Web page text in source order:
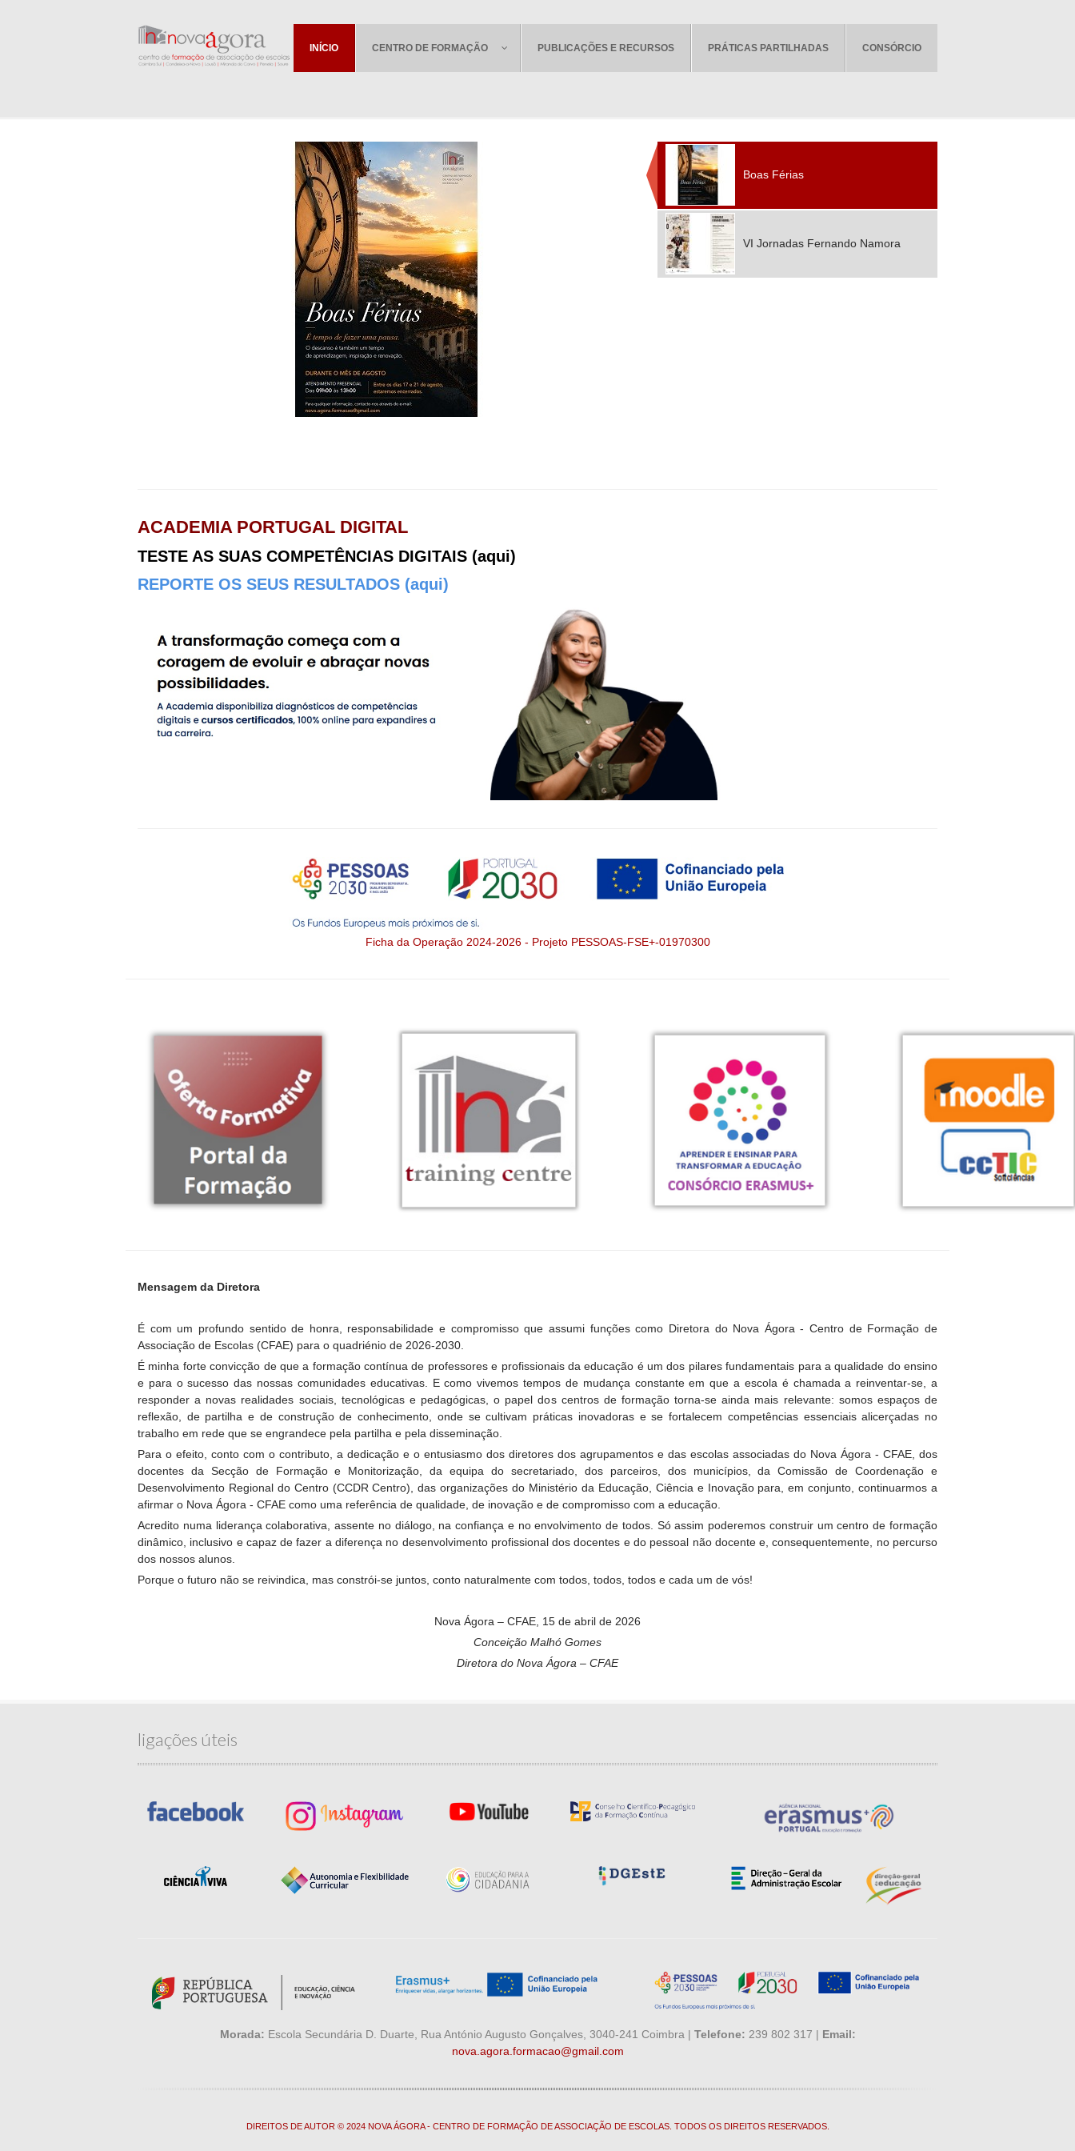
INÍCIO CENTRO DE FORMAÇÃO PUBLICAÇÕES E RECURSOS PRÁTICAS PARTILHADAS CONSÓRCIO
Boas Férias
VI Jornadas Fernando Namora
ACADEMIA PORTUGAL DIGITAL
TESTE AS SUAS COMPETÊNCIAS DIGITAIS (aqui)
REPORTE OS SEUS RESULTADOS (aqui)
Ficha da Operação 2024-2026 - Projeto PESSOAS-FSE+-01970300
Mensagem da Diretora
É com um profundo sentido de honra, responsabilidade e compromisso que assumi funções como Diretora do Nova Ágora - Centro de Formação de
Associação de Escolas (CFAE) para o quadriénio de 2026-2030.
É minha forte convicção de que a formação contínua de professores e profissionais da educação é um dos pilares fundamentais para a qualidade do ensino
e para o sucesso das nossas comunidades educativas. E como vivemos tempos de mudança constante em que a escola é chamada a reinventar-se, a
responder a novas realidades sociais, tecnológicas e pedagógicas, o papel dos centros de formação torna-se ainda mais relevante: somos espaços de
reflexão, de partilha e de construção de conhecimento, onde se cultivam práticas inovadoras e se fortalecem competências essenciais alicerçadas no
trabalho em rede que se engrandece pela partilha e pela disseminação.
Para o efeito, conto com o contributo, a dedicação e o entusiasmo dos diretores dos agrupamentos e das escolas associadas do Nova Ágora - CFAE, dos
docentes da Secção de Formação e Monitorização, da equipa do secretariado, dos parceiros, dos municípios, da Comissão de Coordenação e
Desenvolvimento Regional do Centro (CCDR Centro), das organizações do Ministério da Educação, Ciência e Inovação para, em conjunto, continuarmos a
afirmar o Nova Ágora - CFAE como uma referência de qualidade, de inovação e de compromisso com a educação.
Acredito numa liderança colaborativa, assente no diálogo, na confiança e no envolvimento de todos. Só assim poderemos construir um centro de formação
dinâmico, inclusivo e capaz de fazer a diferença no desenvolvimento profissional dos docentes e do pessoal não docente e, consequentemente, no percurso
dos nossos alunos.
Porque o futuro não se reivindica, mas constrói-se juntos, conto naturalmente com todos, todos, todos e cada um de vós!
Nova Ágora – CFAE, 15 de abril de 2026
Conceição Malhó Gomes
Diretora do Nova Ágora – CFAE
ligações úteis
Morada: Escola Secundária D. Duarte, Rua António Augusto Gonçalves, 3040-241 Coimbra | Telefone: 239 802 317 | Email:
nova.agora.formacao@gmail.com
DIREITOS DE AUTOR © 2024 NOVA ÁGORA - CENTRO DE FORMAÇÃO DE ASSOCIAÇÃO DE ESCOLAS. TODOS OS DIREITOS RESERVADOS.